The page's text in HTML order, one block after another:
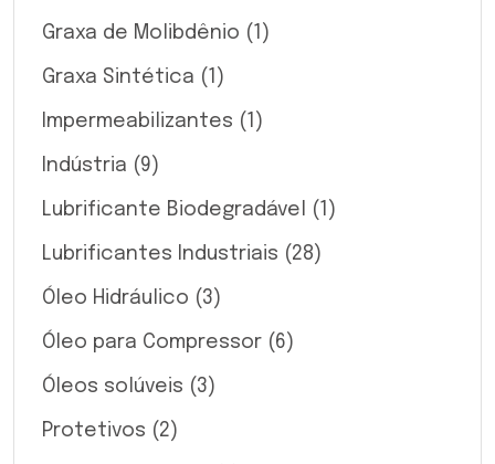
Graxa de Molibdênio (1)
Graxa Sintética (1)
Impermeabilizantes (1)
Indústria (9)
Lubrificante Biodegradável (1)
Lubrificantes Industriais (28)
Óleo Hidráulico (3)
Óleo para Compressor (6)
Óleos solúveis (3)
Protetivos (2)